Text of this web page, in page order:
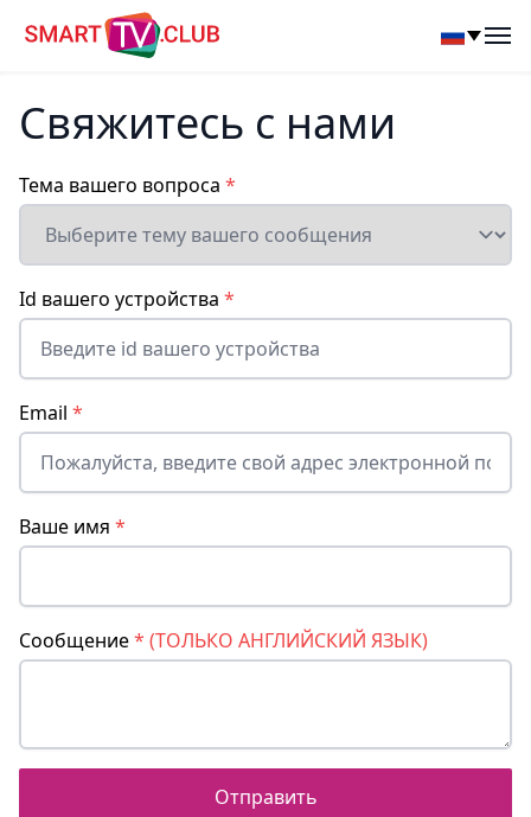
SmartTV Club
Свяжитесь с нами
Тема вашего вопроса *
Id вашего устройства *
Email *
Ваше имя *
Сообщение* (ТОЛЬКО АНГЛИЙСКИЙ ЯЗЫК)
Отправить